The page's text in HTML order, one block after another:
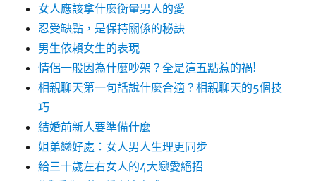
女人應該拿什麼衡量男人的愛
忍受缺點，是保持關係的秘訣
男生依賴女生的表現
情侶一般因為什麼吵架？全是這五點惹的禍!
相親聊天第一句話說什麼合適？相親聊天的5個技
巧
結婚前新人要準備什麼
姐弟戀好處：女人男人生理更同步
給三十歲左右女人的4大戀愛絕招